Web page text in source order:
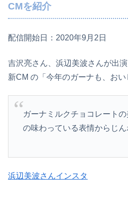
CMを紹介
配信開始日：2020年9月2日
吉沢亮さん、浜辺美波さんが出
新CM の「今年のガーナも、おい
ガーナミルクチョコレート
の味わっている表情からじ
浜辺美波さんインスタ